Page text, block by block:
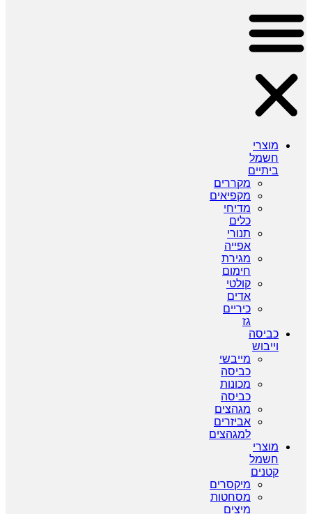
מוצרי
חשמל
ביתיים
מקררים
מקפיאים
מדיחי
כלים
תנורי
אפייה
מגירת
חימום
קולטי
אדים
כיריים
גז
כביסה
וייבוש
מייבשי
כביסה
מכונות
כביסה
מגהצים
אביזרים
למגהצים
מוצרי
חשמל
קטנים
מיקסרים
מסחטות
מיצים